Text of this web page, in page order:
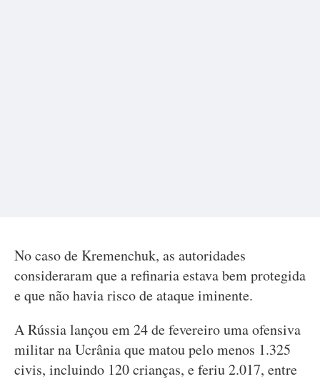
No caso de Kremenchuk, as autoridades
consideraram que a refinaria estava bem protegida
e que não havia risco de ataque iminente.
A Rússia lançou em 24 de fevereiro uma ofensiva
militar na Ucrânia que matou pelo menos 1.325
civis, incluindo 120 crianças, e feriu 2.017, entre